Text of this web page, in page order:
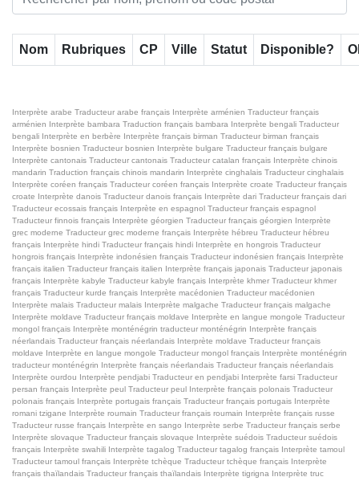
Nom Rubriques CP Ville Statut Disponible?
Interprète arabe Traducteur arabe français Interprète arménien Traducteur français
arménien Interprète bambara Traduction français bambara Interprète bengali Traducteur
bengali Interprète en berbère Interprète français birman Traducteur birman français
Interprète bosnien Traducteur bosnien Interprète bulgare Traducteur français bulgare
Interprète cantonais Traducteur cantonais Traducteur catalan français Interprète chinois
mandarin Traduction français chinois mandarin Interprète cinghalais Traducteur cinghalais
Interprète coréen français Traducteur coréen français Interprète croate Traducteur français
croate Interprète danois Traducteur danois français Interprète dari Traducteur français dari
Traducteur ecossais français Interprète en espagnol Traducteur français espagnol
Traducteur finnois français Interprète géorgien Traducteur français géorgien Interprète
grec moderne Traducteur grec moderne français Interprète hébreu Traducteur hébreu
français Interprète hindi Traducteur français hindi Interprète en hongrois Traducteur
hongrois français Interprète indonésien français Traducteur indonésien français Interprète
français italien Traducteur français italien Interprète français japonais Traducteur japonais
français Interprète kabyle Traducteur kabyle français Interprète khmer Traducteur khmer
français Traducteur kurde français Interprète macédonien Traducteur macédonien
Interprète malais Traducteur malais Interprète malgache Traducteur français malgache
Interprète moldave Traducteur français moldave Interprète en langue mongole Traducteur
mongol français Interprète monténégrin traducteur monténégrin Interprète français
néerlandais Traducteur français néerlandais Interprète moldave Traducteur français
moldave Interprète en langue mongole Traducteur mongol français Interprète monténégrin
traducteur monténégrin Interprète français néerlandais Traducteur français néerlandais
Interprète ourdou Interprète pendjabi Traducteur en pendjabi Interprète farsi Traducteur
persan français Interprète peul Traducteur peul Interprète français polonais Traducteur
polonais français Interprète portugais français Traducteur français portugais Interprète
romani tzigane Interprète roumain Traducteur français roumain Interprète français russe
Traducteur russe français Interprète en sango Interprète serbe Traducteur français serbe
Interprète slovaque Traducteur français slovaque Interprète suédois Traducteur suédois
français Interprète swahili Interprète tagalog Traducteur tagalog français Interprète tamoul
Traducteur tamoul français Interprète tchèque Traducteur tchèque français Interprète
français thaïlandais Traducteur français thaïlandais Interprète tigrigna Interprète truc